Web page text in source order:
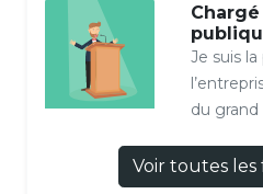
Je suis
du grand
Voir toutes les